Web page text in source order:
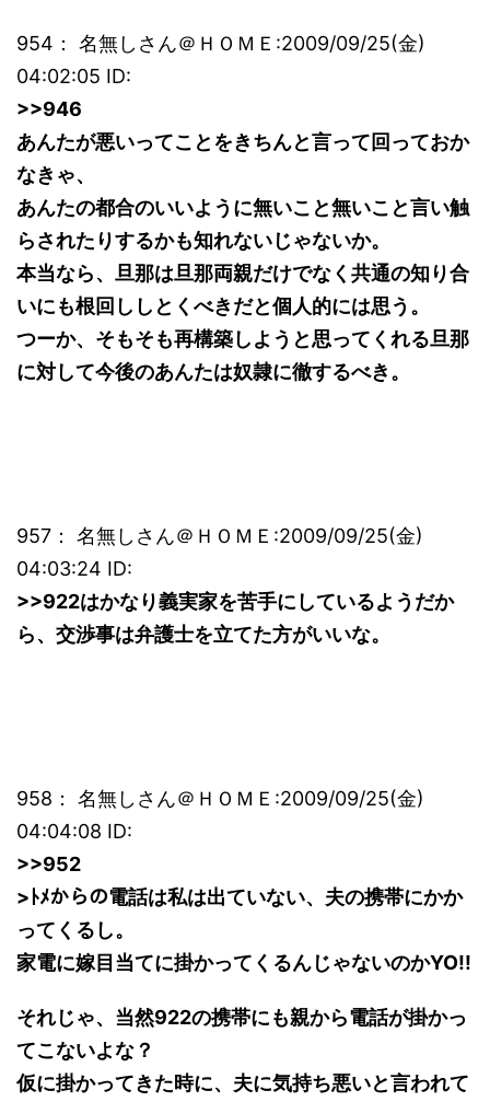
954： 名無しさん＠ＨＯＭＥ:2009/09/25(金)
04:02:05 ID:
>>946
あんたが悪いってことをきちんと言って回っておか
なきゃ、
あんたの都合のいいように無いこと無いこと言い触
らされたりするかも知れないじゃないか。
本当なら、旦那は旦那両親だけでなく共通の知り合
いにも根回ししとくべきだと個人的には思う。
つーか、そもそも再構築しようと思ってくれる旦那
に対して今後のあんたは奴隷に徹するべき。
957： 名無しさん＠ＨＯＭＥ:2009/09/25(金)
04:03:24 ID:
>>922はかなり義実家を苦手にしているようだか
ら、交渉事は弁護士を立てた方がいいな。
958： 名無しさん＠ＨＯＭＥ:2009/09/25(金)
04:04:08 ID:
>>952
>ﾄﾒからの電話は私は出ていない、夫の携帯にかか
ってくるし。
家電に嫁目当てに掛かってくるんじゃないのかYO!!
それじゃ、当然922の携帯にも親から電話が掛かっ
てこないよな？
仮に掛かってきた時に、夫に気持ち悪いと言われて